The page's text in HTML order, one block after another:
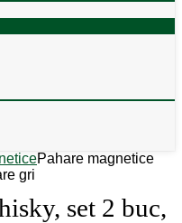
Pahare magnetice
gri
set 2 buc,